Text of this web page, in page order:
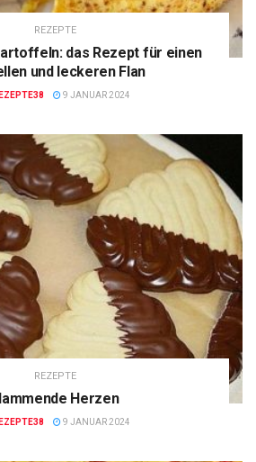
REZEPTE
das Rezept für einen
und leckeren Flan
9 JANUAR 2024
REZEPTE
Herzen
9 JANUAR 2024